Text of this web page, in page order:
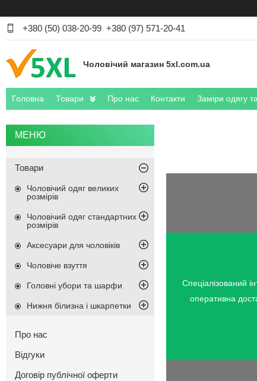
+380 (50) 038-20-99 +380 (97) 571-20-41
Чоловічий магазин 5xl.com.ua
Головна Товари Про нас Контакти Заміри одягу
Спеціалізований
оперативна
Товари
Чоловічий одяг великих
розмірів
Чоловічий одяг стандартних
розмірів
Аксесуари для чоловіків
Чоловіче взуття
Головні убори та шарфи
Нижня білизна і шкарпетки
Про нас
Відгуки
Договір публічної оферти